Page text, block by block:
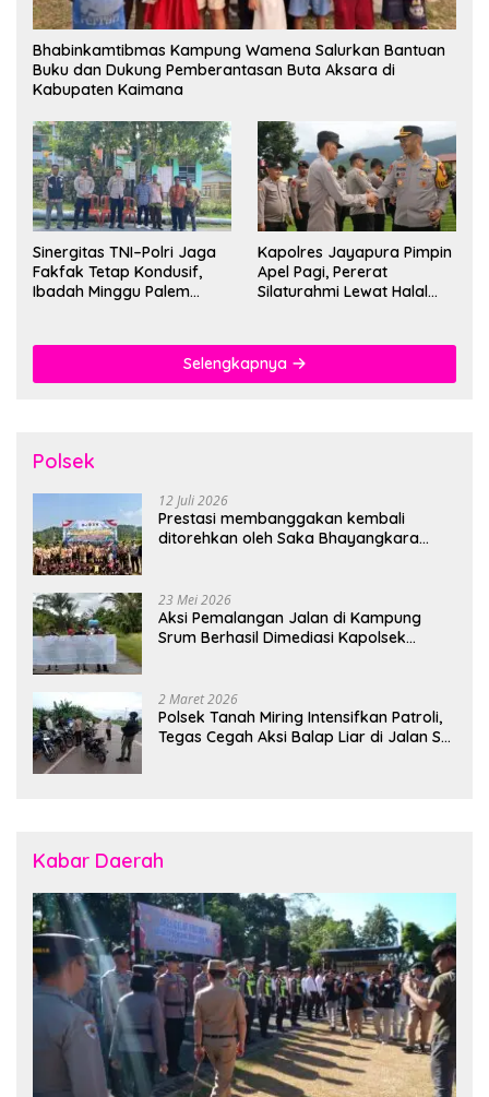
Bhabinkamtibmas Kampung Wamena Salurkan Bantuan
Buku dan Dukung Pemberantasan Buta Aksara di
Kabupaten Kaimana
Sinergitas TNI–Polri Jaga
Fakfak Tetap Kondusif,
Ibadah Minggu Palem
Kapolres Jayapura Pimpin
Apel Pagi, Pererat
Silaturahmi Lewat Halal
Selengkapnya
Polsek
12 Juli 2026
Prestasi membanggakan kembali
ditorehkan oleh Saka Bhayangkara
23 Mei 2026
Aksi Pemalangan Jalan di Kampung
Srum Berhasil Dimediasi Kapolsek
2 Maret 2026
Polsek Tanah Miring Intensifkan Patroli,
Tegas Cegah Aksi Balap Liar di Jalan SP
Kabar Daerah